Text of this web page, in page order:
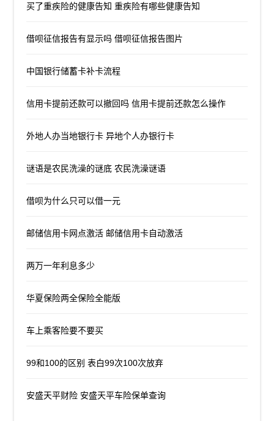
买了重疾险的健康告知 重疾险有哪些健康告知
借呗征信报告有显示吗 借呗征信报告图片
中国银行储蓄卡补卡流程
信用卡提前还款可以撤回吗 信用卡提前还款怎么操作
外地人办当地银行卡 异地个人办银行卡
谜语是农民洗澡的谜底 农民洗澡谜语
借呗为什么只可以借一元
邮储信用卡网点激活 邮储信用卡自动激活
两万一年利息多少
华夏保险两全保险全能版
车上乘客险要不要买
99和100的区别 表白99次100次放弃
安盛天平财险 安盛天平车险保单查询